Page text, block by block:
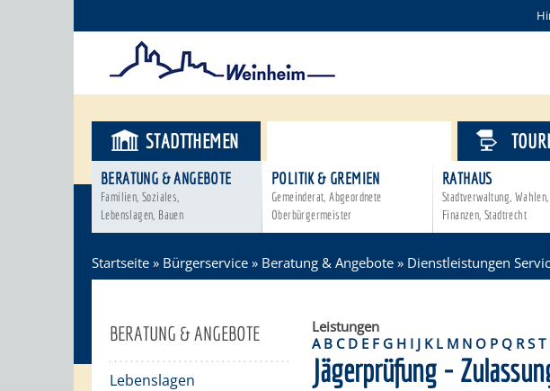
STADTTHEMEN
BERATUNG & ANGEBOTE
Familien, Soziales,
Lebenslagen, Bauen
POLITIK & GREMIEN
Gemeinderat, Abgeordnete
Oberbürgermeister
RATHAUS
Stadtverwaltung, Wahlen,
Finanzen, Stadtrecht
Startseite » Bürgerservice » Beratung & Angebote » Dienstleistungen
BERATUNG & ANGEBOTE
Lebenslagen
Leistungen
A B C D E F G H I J K L M N O P Q R S T
Jägerprüfung -